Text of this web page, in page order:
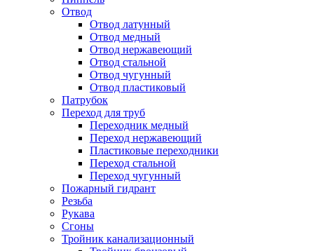
Отвод
Отвод латунный
Отвод медный
Отвод нержавеющий
Отвод стальной
Отвод чугунный
Отвод пластиковый
Патрубок
Переход для труб
Переходник медный
Переход нержавеющий
Пластиковые переходники
Переход стальной
Переход чугунный
Пожарный гидрант
Резьба
Рукава
Сгоны
Тройник канализационный